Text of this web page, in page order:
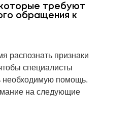
требуют
обращения к
распознать признаки
специалисты
необходимую помощь.
на следующие